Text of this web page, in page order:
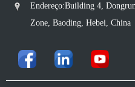
Endereço:Building 4,
Zone, Baoding, Hebei, China